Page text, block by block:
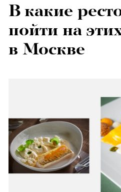
В какие
пойти на
в Москве